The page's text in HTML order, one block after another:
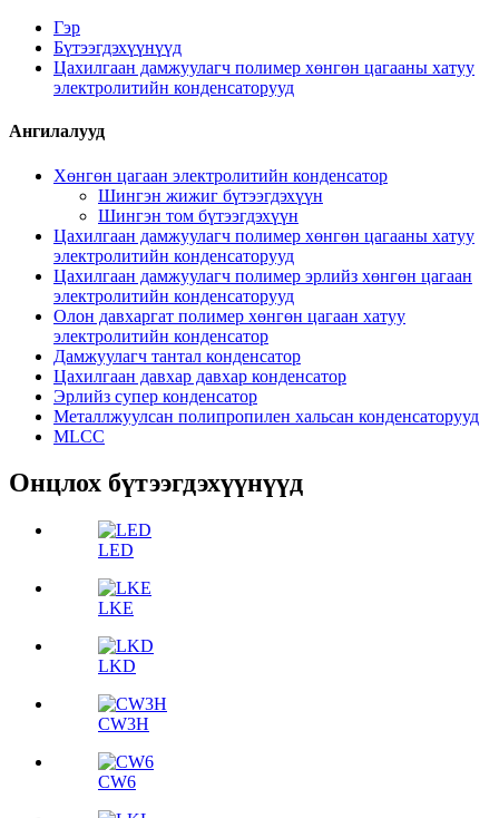
Гэр
Бүтээгдэхүүнүүд
Цахилгаан дамжуулагч полимер хөнгөн цагааны хатуу
электролитийн конденсаторууд
Ангилалууд
Хөнгөн цагаан электролитийн конденсатор
Шингэн жижиг бүтээгдэхүүн
Шингэн том бүтээгдэхүүн
Цахилгаан дамжуулагч полимер хөнгөн цагааны хатуу
электролитийн конденсаторууд
Цахилгаан дамжуулагч полимер эрлийз хөнгөн цагаан
электролитийн конденсаторууд
Олон давхаргат полимер хөнгөн цагаан хатуу
электролитийн конденсатор
Дамжуулагч тантал конденсатор
Цахилгаан давхар давхар конденсатор
Эрлийз супер конденсатор
Металлжуулсан полипропилен хальсан конденсаторууд
MLCC
Онцлох бүтээгдэхүүнүүд
LED
LKE
LKD
CW3H
CW6